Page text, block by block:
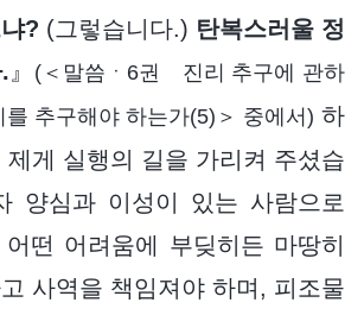
? (그렇습니다.) 탄복스러울 정
』
(＜말씀ㆍ6권 진리 추구에 관하
를 추구해야 하는가(5)＞ 중에서) 하
제게 실행의 길을 가리켜 주셨습
양심과 이성이 있는 사람으로
떤 어려움에 부딪히든 마땅히
사역을 책임져야 하며, 피조물